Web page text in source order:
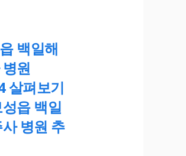
백일해
원
살펴보기
읍 백일
병원 추